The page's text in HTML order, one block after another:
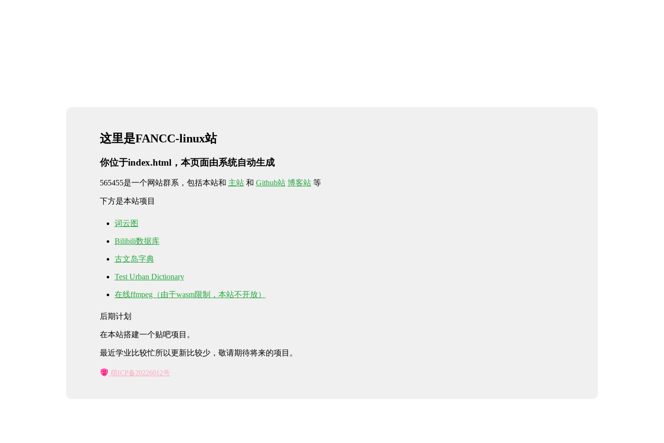
这里是FANCC-linux站
你位于index.html，本页面由系统自动生成
565455是一个网站群系，包括本站和 主站和 Github站 博客站等
下方是本站项目
词云图
Bilibili数据库
古文岛字典
Test Urban Dictionary
在线ffmpeg（由于wasm限制，本站不开放）
后期计划
在本站搭建一个贴吧项目。
最近学业比较忙所以更新比较少，敬请期待将来的项目。
萌ICP备20226012号